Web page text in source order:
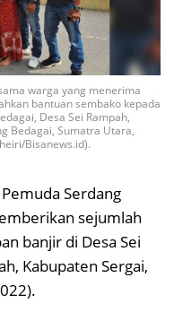
warga yang menerima
bantuan sembako kepada
Desa Sei Rampah,
Bedagai, Sumatra Utara,
Bisanews.id).
Serdang
sejumlah
banjir di Desa Sei
Kabupaten Sergai,